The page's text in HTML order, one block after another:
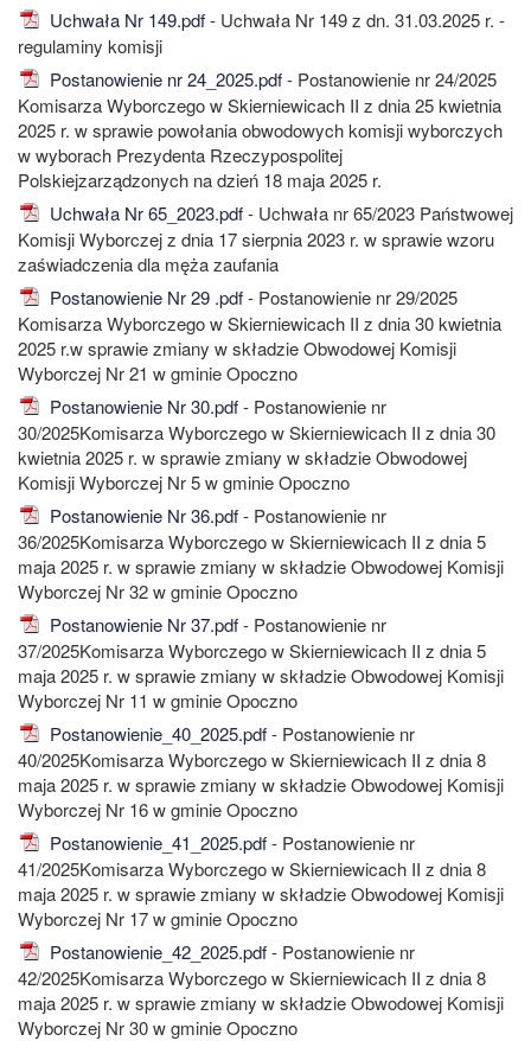
Uchwała Nr 149.pdf- Uchwała Nr 149 z dn. 31.03.2025 r. -
regulaminy komisji
Postanowienie nr 24_2025.pdf- Postanowienie nr 24/2025
Komisarza Wyborczego w Skierniewicach II z dnia 25 kwietnia
2025 r. w sprawie powołania obwodowych komisji wyborczych
w wyborach Prezydenta Rzeczypospolitej
Polskiejzarządzonych na dzień 18 maja 2025 r.
Uchwała Nr 65_2023.pdf- Uchwała nr 65/2023 Państwowej
Komisji Wyborczej z dnia 17 sierpnia 2023 r. w sprawie wzoru
zaświadczenia dla męża zaufania
Postanowienie Nr 29 .pdf- Postanowienie nr 29/2025
Komisarza Wyborczego w Skierniewicach II z dnia 30 kwietnia
2025 r.w sprawie zmiany w składzie Obwodowej Komisji
Wyborczej Nr 21 w gminie Opoczno
Postanowienie Nr 30.pdf- Postanowienie nr
30/2025Komisarza Wyborczego w Skierniewicach II z dnia 30
kwietnia 2025 r. w sprawie zmiany w składzie Obwodowej
Komisji Wyborczej Nr 5 w gminie Opoczno
Postanowienie Nr 36.pdf- Postanowienie nr
36/2025Komisarza Wyborczego w Skierniewicach II z dnia 5
maja 2025 r. w sprawie zmiany w składzie Obwodowej Komisji
Wyborczej Nr 32 w gminie Opoczno
Postanowienie Nr 37.pdf- Postanowienie nr
37/2025Komisarza Wyborczego w Skierniewicach II z dnia 5
maja 2025 r. w sprawie zmiany w składzie Obwodowej Komisji
Wyborczej Nr 11 w gminie Opoczno
Postanowienie_40_2025.pdf- Postanowienie nr
40/2025Komisarza Wyborczego w Skierniewicach II z dnia 8
maja 2025 r. w sprawie zmiany w składzie Obwodowej Komisji
Wyborczej Nr 16 w gminie Opoczno
Postanowienie_41_2025.pdf- Postanowienie nr
41/2025Komisarza Wyborczego w Skierniewicach II z dnia 8
maja 2025 r. w sprawie zmiany w składzie Obwodowej Komisji
Wyborczej Nr 17 w gminie Opoczno
Postanowienie_42_2025.pdf- Postanowienie nr
42/2025Komisarza Wyborczego w Skierniewicach II z dnia 8
maja 2025 r. w sprawie zmiany w składzie Obwodowej Komisji
Wyborczej Nr 30 w gminie Opoczno